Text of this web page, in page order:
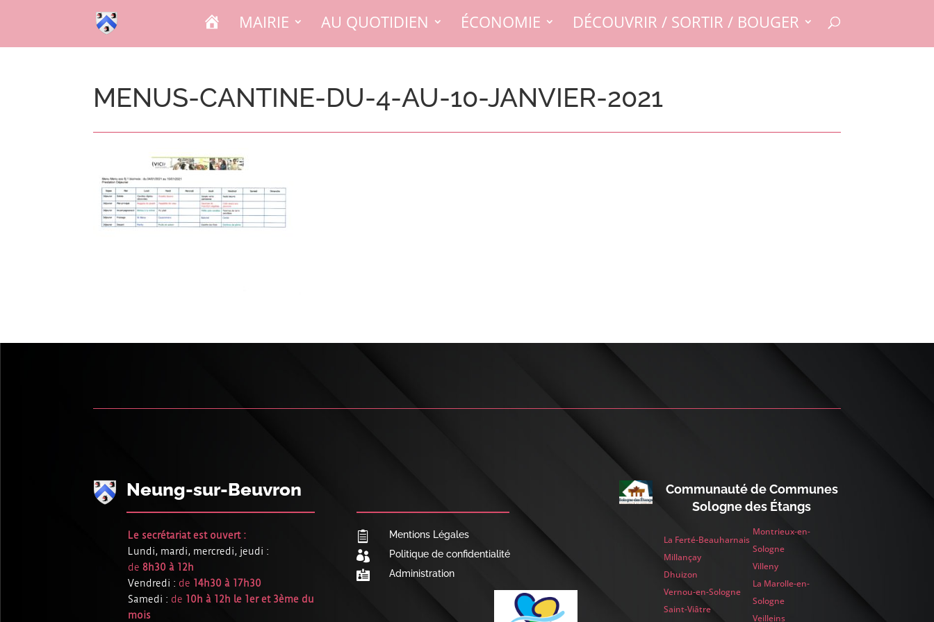
U
MAIRIE AU QUOTIDIEN ÉCONOMIE DÉCOUVRIR / SORTIR / BOUGER
MENUS-CANTINE-DU-4-AU-10-JANVIER-2021
Neung-sur-Beuvron
Le secrétariat est ouvert :
Lundi, mardi, mercredi, jeudi :
de8h30 à 12h
Vendredi : de 14h30 à 17h30
Samedi : de 10h à 12h le 1er et 3ème du
mois
 Mentions Légales
 Politique de confidentialité
 Administration
Communauté de Communes
Sologne des Étangs
La Ferté-Beauharnais
Millançay
Dhuizon
Vernou-en-Sologne
Saint-Viâtre
Montrieux-en-
Sologne
Villeny
La Marolle-en-
Sologne
Veilleins